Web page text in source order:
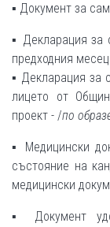
▪ Документ за
▪ Декларация за
предходния
▪ Декларация за
лицето от
проект - /по
▪ Медицински
състояние на
медицински
▪ Документ